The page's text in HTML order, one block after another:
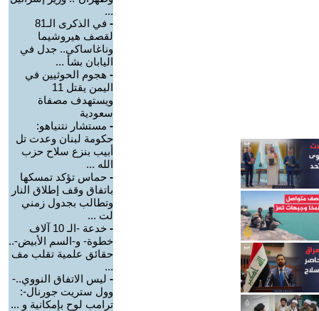
...
-
في الذكرى الـ81
لقصف هيروشيما
وناغاساكي.. جدل في
اليابان بشأ ...
- هجوم الحوثيين في
اليمن يقتل 11
ويستهدف مصفاة
سعودية
- مستشار نتنياهو:
حكومة لبنان وعدت تل
أبيب بنزع سلاح حزب
الله ...
- حماس تؤكد تمسكها
باتفاق وقف إطلاق النار
وتطالب بجدول زمني
لت ...
-
خدعة -الـ 10 آلاف
خطوة- و-السم الأبيض-..
حقائق علمية تقلب مف
...
- ليس الاتفاق النووي..-
وول ستريت جورنال-:
ترامب لوح بإمكانية و ...